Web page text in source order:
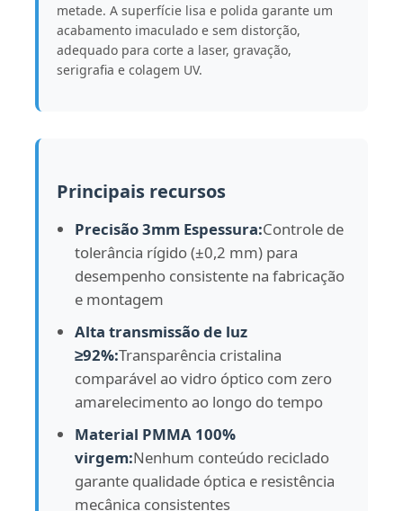
Folha acrílica colorida
Caixa de armazenamento acrílico
caixa de exposição acrílica
Folha de acrílico espelho
Folha acrílica congelada
metade. A superfície lisa e polida garante um
acabamento imaculado e sem distorção,
adequado para corte a laser, gravação,
serigrafia e colagem UV.
Principais recursos
Precisão 3mm Espessura:Controle de
tolerância rígido (±0,2 mm) para
desempenho consistente na fabricação
e montagem
Alta transmissão de luz
≥92%:Transparência cristalina
comparável ao vidro óptico com zero
amarelecimento ao longo do tempo
Material PMMA 100%
virgem:Nenhum conteúdo reciclado
garante qualidade óptica e resistência
mecânica consistentes